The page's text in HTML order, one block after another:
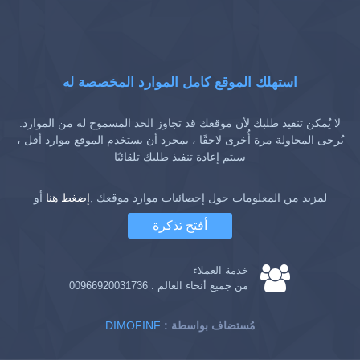
استهلك الموقع كامل الموارد المخصصة له
لا يُمكن تنفيذ طلبك لأن موقعك قد تجاوز الحد المسموح له من الموارد.
يُرجى المحاولة مرة أُخرى لاحقًا ، بمجرد أن يستخدم الموقع موارد أقل ،
سيتم إعادة تنفيذ طلبك تلقائيًا
لمزيد من المعلومات حول إحصائيات موارد موقعك ,إضغط هنا أو
أفتح تذكرة
خدمة العملاء
من جميع أنحاء العالم : 00966920031736
DIMOFINF : مُستضاف بواسطة